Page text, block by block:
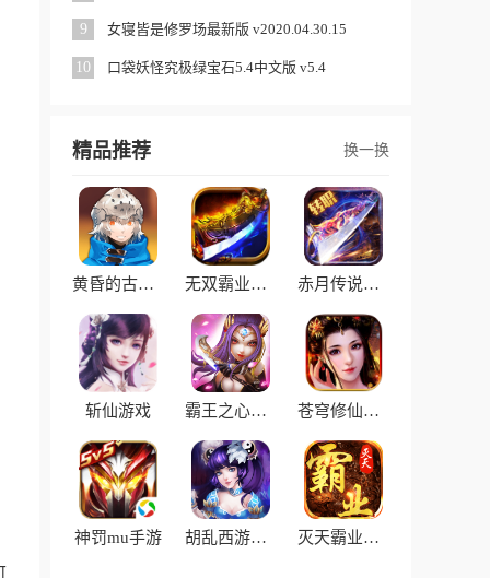
9 女寝皆是修罗场最新版 v2020.04.30.15
10 口袋妖怪究极绿宝石5.4中文版 v5.4
精品推荐 换一换
黄昏的古拉德希尔最新版 无双霸业手游 赤月传说转职传奇
斩仙游戏 霸王之心果盘版 苍穹修仙传手游
神罚mu手游 胡乱西游手游 灭天霸业游戏